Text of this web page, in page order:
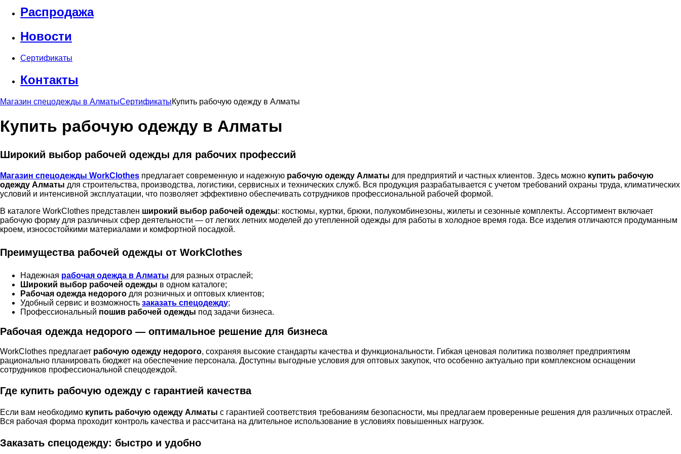
Распродажа
Новости
Сертификаты
Контакты
Магазин спецодежды в АлматыСертификатыКупить рабочую одежду в Алматы
Купить рабочую одежду в Алматы
Широкий выбор рабочей одежды для рабочих профессий
Магазин спецодежды WorkClothes предлагает современную и надежную рабочую одежду Алматы для предприятий и частных клиентов. Здесь можно купить рабочую
одежду Алматы для строительства, производства, логистики, сервисных и технических служб. Вся продукция разрабатывается с учетом требований охраны труда, климатических
условий и интенсивной эксплуатации, что позволяет эффективно обеспечивать сотрудников профессиональной рабочей формой.
В каталоге WorkClothes представлен широкий выбор рабочей одежды: костюмы, куртки, брюки, полукомбинезоны, жилеты и сезонные комплекты. Ассортимент включает
рабочую форму для различных сфер деятельности — от легких летних моделей до утепленной одежды для работы в холодное время года. Все изделия отличаются продуманным
кроем, износостойкими материалами и комфортной посадкой.
Преимущества рабочей одежды от WorkClothes
Надежная рабочая одежда в Алматы для разных отраслей;
Широкий выбор рабочей одежды в одном каталоге;
Рабочая одежда недорого для розничных и оптовых клиентов;
Удобный сервис и возможность заказать спецодежду;
Профессиональный пошив рабочей одежды под задачи бизнеса.
Рабочая одежда недорого — оптимальное решение для бизнеса
WorkClothes предлагает рабочую одежду недорого, сохраняя высокие стандарты качества и функциональности. Гибкая ценовая политика позволяет предприятиям
рационально планировать бюджет на обеспечение персонала. Доступны выгодные условия для оптовых закупок, что особенно актуально при комплексном оснащении
сотрудников профессиональной спецодеждой.
Где купить рабочую одежду с гарантией качества
Если вам необходимо купить рабочую одежду Алматы с гарантией соответствия требованиям безопасности, мы предлагаем проверенные решения для различных отраслей.
Вся рабочая форма проходит контроль качества и рассчитана на длительное использование в условиях повышенных нагрузок.
Заказать спецодежду: быстро и удобно